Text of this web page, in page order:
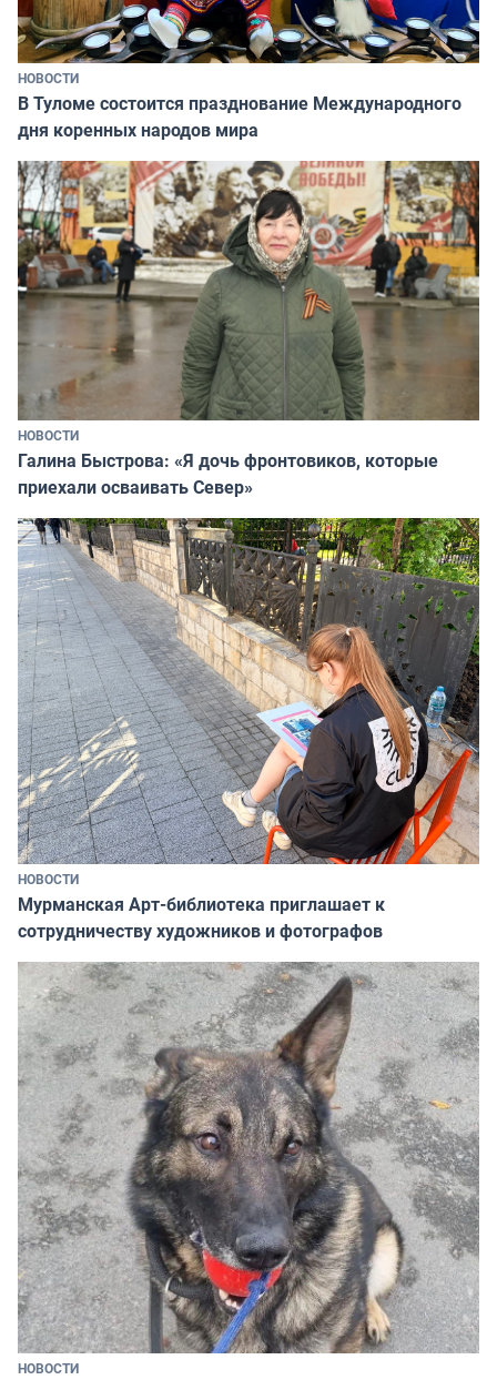
НОВОСТИ
В Туломе состоится празднование Международного
дня коренных народов мира
НОВОСТИ
Галина Быстрова: «Я дочь фронтовиков, которые
приехали осваивать Север»
НОВОСТИ
Мурманская Арт-библиотека приглашает к
сотрудничеству художников и фотографов
НОВОСТИ